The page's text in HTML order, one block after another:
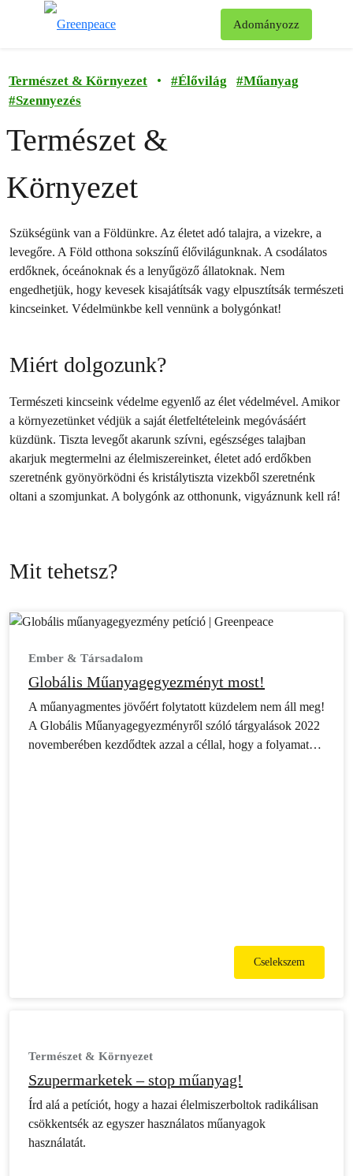
Adományozz
Természet & Környezet • #Élővilág #Műanyag
#Szennyezés
Természet &
Környezet
Szükségünk van a Földünkre. Az életet adó talajra, a vizekre, a
levegőre. A Föld otthona sokszínű élővilágunknak. A csodálatos
erdőknek, óceánoknak és a lenyűgöző állatoknak. Nem
engedhetjük, hogy kevesek kisajátítsák vagy elpusztítsák természeti
kincseinket. Védelmünkbe kell vennünk a bolygónkat!
Miért dolgozunk?
Természeti kincseink védelme egyenlő az élet védelmével. Amikor
a környezetünket védjük a saját életfeltételeink megóvásáért
küzdünk. Tiszta levegőt akarunk szívni, egészséges talajban
akarjuk megtermelni az élelmiszereinket, életet adó erdőkben
szeretnénk gyönyörködni és kristálytiszta vizekből szeretnénk
oltani a szomjunkat. A bolygónk az otthonunk, vigyáznunk kell rá!
Mit tehetsz?
Ember & Társadalom
Globális Műanyagegyezményt most!
A műanyagmentes jövőért folytatott küzdelem nem áll meg!
A Globális Műanyagegyezményről szóló tárgyalások 2022
novemberében kezdődtek azzal a céllal, hogy a folyamat
Cselekszem
Természet & Környezet
Szupermarketek – stop műanyag!
Írd alá a petíciót, hogy a hazai élelmiszerboltok radikálisan
csökkentsék az egyszer használatos műanyagok
használatát.